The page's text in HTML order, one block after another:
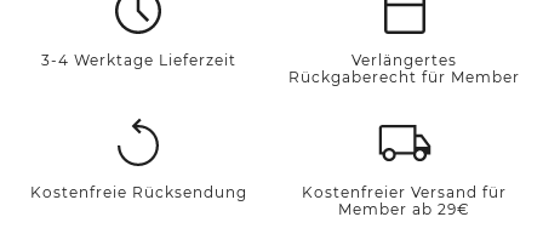
3-4 Werktage Lieferzeit
Verlängertes
Rückgaberecht für Member
Kostenfreie Rücksendung
Kostenfreier Versand für
Member ab 29€